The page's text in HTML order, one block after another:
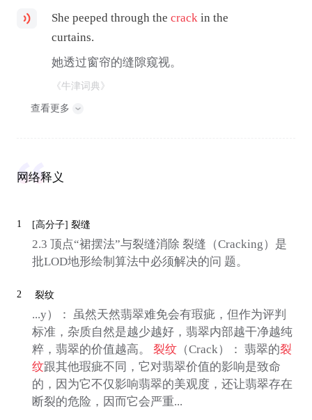
She peeped through thecrack in the
curtains.
她透过窗帘的缝隙窥视。
《牛津词典》
查看更多
网络释义
1 [高分子] 裂缝
2.3 顶点“裙摆法”与裂缝消除 裂缝（Cracking）是
批LOD地形绘制算法中必须解决的问 题。
2 裂纹
...y）： 虽然天然翡翠难免会有瑕疵，但作为评判
标准，杂质自然是越少越好，翡翠内部越干净越纯
粹，翡翠的价值越高。 裂纹（Crack）： 翡翠的裂
纹跟其他瑕疵不同，它对翡翠价值的影响是致命
的，因为它不仅影响翡翠的美观度，还让翡翠存在
断裂的危险，因而它会严重...